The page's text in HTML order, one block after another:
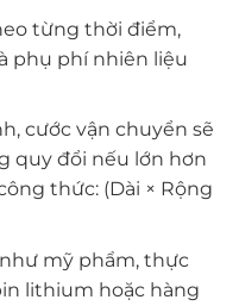
từng thời điểm,
phụ phí nhiên liệu
cước vận chuyển sẽ
quy đổi nếu lớn hơn
thức: (Dài × Rộng
mỹ phẩm, thực
lithium hoặc hàng